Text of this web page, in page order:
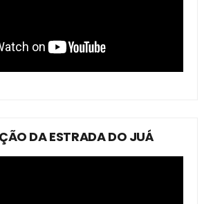
DA ESTRADA DO JUÁ